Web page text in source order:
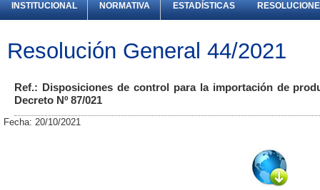
INSTITUCIONAL NORMATIVA ESTADÍSTICAS
Resolución General 44/2021
Ref.: Disposiciones de control para la importación de
Decreto Nº 87/021
Fecha: 20/10/2021